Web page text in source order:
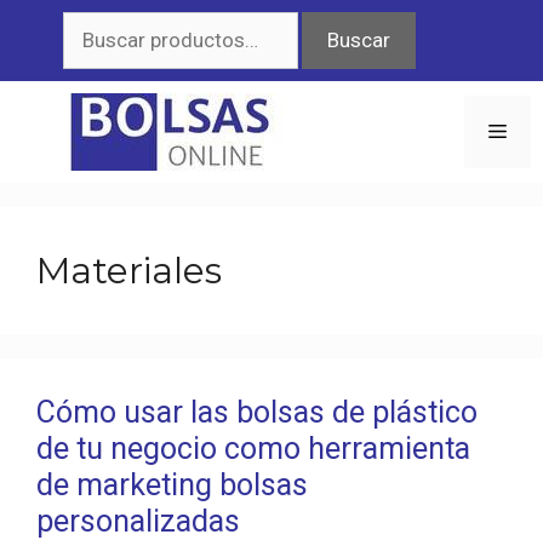
contenido
por:
Buscar
Materiales
Cómo usar las bolsas de plástico
de tu negocio como herramienta
de marketing bolsas
personalizadas